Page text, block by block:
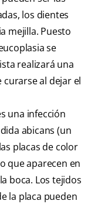
los dientes
mejilla. Puesto
se
realizará una
curarse al dejar el
una infección
abicans (un
placas de color
que aparecen en
boca. Los tejidos
la placa pueden